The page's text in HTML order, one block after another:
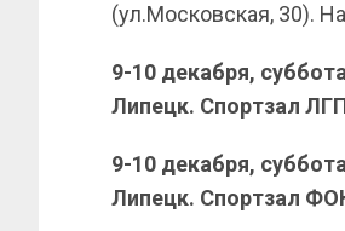
(ул.Московская, 30).
9-10 декабря,
Липецк. Спортзал
9-10 декабря,
Липецк. Спортзал